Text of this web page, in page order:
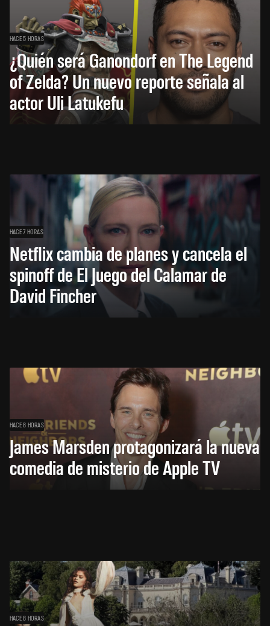
HACE 5 HORAS
¿Quién será Ganondorf en The Legend
of Zelda? Un nuevo reporte señala al
actor Uli Latukefu
HACE 7 HORAS
Netflix cambia de planes y cancela el
spinoff de El Juego del Calamar de
David Fincher
HACE 8 HORAS
James Marsden protagonizará la nueva
comedia de misterio de Apple TV
HACE 8 HORAS